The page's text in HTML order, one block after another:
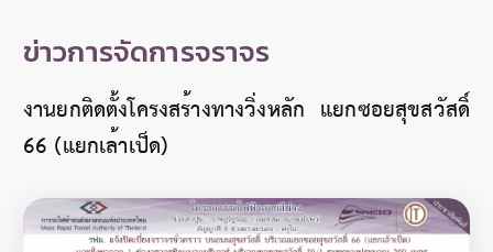
ข่าวการจัดการจราจร
งานยกติดตั้งโครงสร้างทางวิ่งหลัก แยกซอยสุขสวัสดิ์
66 (แยกเล้าเป็ด)